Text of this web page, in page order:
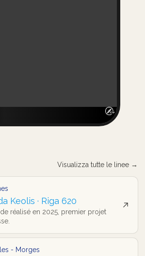
Visualizza tutte le linee →
Keolis · Riga 620
réalisé en 2025, premier projet
- Morges